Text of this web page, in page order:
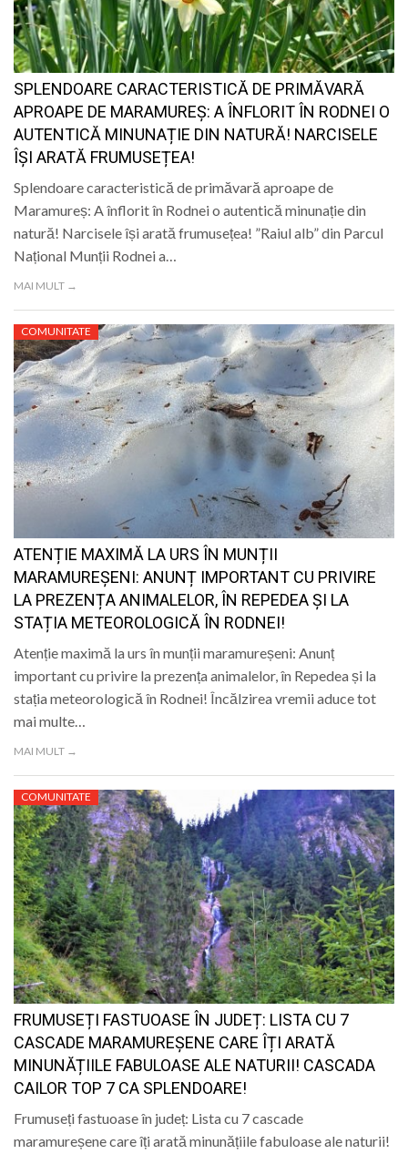
LIFE
SPLENDOARE CARACTERISTICĂ DE PRIMĂVARĂ
APROAPE DE MARAMUREȘ: A ÎNFLORIT ÎN RODNEI O
AUTENTICĂ MINUNAȚIE DIN NATURĂ! NARCISELE
ÎȘI ARATĂ FRUMUSEȚEA!
Splendoare caracteristică de primăvară aproape de
Maramureș: A înflorit în Rodnei o autentică minunație din
natură! Narcisele își arată frumusețea! ”Raiul alb” din Parcul
Național Munții Rodnei a…
MAI MULT →
COMUNITATE
ATENȚIE MAXIMĂ LA URS ÎN MUNȚII
MARAMUREȘENI: ANUNȚ IMPORTANT CU PRIVIRE
LA PREZENȚA ANIMALELOR, ÎN REPEDEA ȘI LA
STAȚIA METEOROLOGICĂ ÎN RODNEI!
Atenție maximă la urs în munții maramureșeni: Anunț
important cu privire la prezența animalelor, în Repedea și la
stația meteorologică în Rodnei! Încălzirea vremii aduce tot
mai multe…
MAI MULT →
COMUNITATE
FRUMUSEȚI FASTUOASE ÎN JUDEȚ: LISTA CU 7
CASCADE MARAMUREȘENE CARE ÎȚI ARATĂ
MINUNĂȚIILE FABULOASE ALE NATURII! CASCADA
CAILOR TOP 7 CA SPLENDOARE!
Frumuseți fastuoase în județ: Lista cu 7 cascade
maramureșene care îți arată minunățiile fabuloase ale naturii!